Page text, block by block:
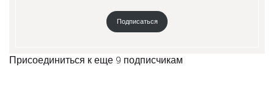
Подписаться
Присоединиться к еще 9 подписчикам